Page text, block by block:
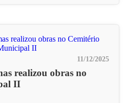
11/12/2025
realizou obras no
II